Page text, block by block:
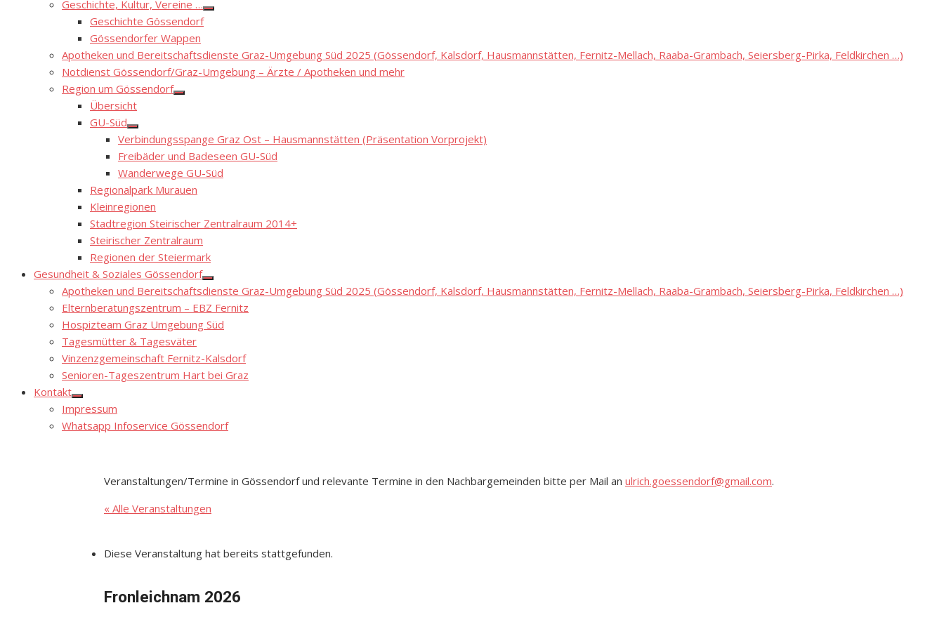
Geschichte, Kultur, Vereine …
Show
Geschichte Gössendorf
Gössendorfer Wappen
Apotheken und Bereitschaftsdienste Graz-Umgebung Süd 2025 (Gössendorf, Kalsdorf, Hausmannstätten, Fernitz-Mellach, Raaba-Grambach, Seiersberg-Pirka, Feldkirchen …)
Notdienst Gössendorf/Graz-Umgebung – Ärzte / Apotheken und mehr
Region um Gössendorf
Show
Übersicht
GU-Süd
Show
sub
menu
Verbindungsspange Graz Ost – Hausmannstätten (Präsentation Vorprojekt)
Freibäder und Badeseen GU-Süd
Wanderwege GU-Süd
Regionalpark Murauen
Kleinregionen
Stadtregion Steirischer Zentralraum 2014+
Steirischer Zentralraum
Regionen der Steiermark
Gesundheit & Soziales Gössendorf
Show
sub
menu
Apotheken und Bereitschaftsdienste Graz-Umgebung Süd 2025 (Gössendorf, Kalsdorf, Hausmannstätten, Fernitz-Mellach, Raaba-Grambach, Seiersberg-Pirka, Feldkirchen …)
Elternberatungszentrum – EBZ Fernitz
Hospizteam Graz Umgebung Süd
Tagesmütter & Tagesväter
Vinzenzgemeinschaft Fernitz-Kalsdorf
Senioren-Tageszentrum Hart bei Graz
Kontakt
Show
sub
menu
Impressum
Whatsapp Infoservice Gössendorf
Veranstaltungen/Termine in Gössendorf und relevante Termine in den Nachbargemeinden bitte per Mail an ulrich.goessendorf@gmail.com.
« Alle Veranstaltungen
Diese Veranstaltung hat bereits stattgefunden.
Fronleichnam 2026